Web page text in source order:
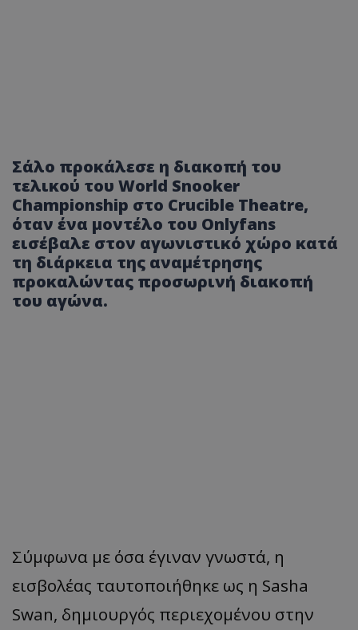
Σάλο προκάλεσε η διακοπή του
τελικού του World Snooker
Championship στο Crucible Theatre,
όταν ένα μοντέλο του Onlyfans
εισέβαλε στον αγωνιστικό χώρο κατά
τη διάρκεια της αναμέτρησης
προκαλώντας προσωρινή διακοπή
του αγώνα.
Σύμφωνα με όσα έγιναν γνωστά, η
εισβολέας ταυτοποιήθηκε ως η Sasha
Swan, δημιουργός περιεχομένου στην